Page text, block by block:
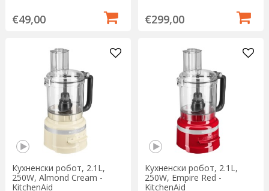
€49,00 €299,00
Кухненски робот, 2.1L,
250W, Almond Cream -
KitchenAid
Кухненски робот, 2.1L,
250W, Empire Red -
KitchenAid